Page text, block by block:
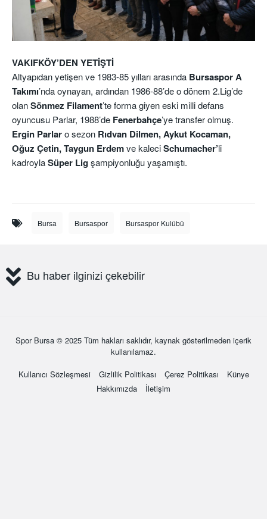
VAKIFKÖY’DEN YETİŞTİ
Altyapıdan yetişen ve 1983-85 yılları arasında Bursaspor A
Takımı’nda oynayan, ardından 1986-88’de o dönem 2.Lig’de
olanSönmez Filament’te forma giyen eski milli defans
oyuncusu Parlar, 1988’de Fenerbahçe’ye transfer olmuş.
Ergin Parlaro sezon Rıdvan Dilmen, Aykut Kocaman,
Oğuz Çetin, Taygun Erdemve kaleciSchumacher’li
kadroylaSüper Ligşampiyonluğu yaşamıştı.
Bursa Bursaspor Bursaspor Kulübü
Bu haber ilginizi çekebilir
Spor Bursa © 2025 Tüm hakları saklıdır, kaynak gösterilmeden içerik
kullanılamaz.
Kullanıcı Sözleşmesi
Gizlilik Politikası Çerez Politikası
Künye
Hakkımızda
İletişim